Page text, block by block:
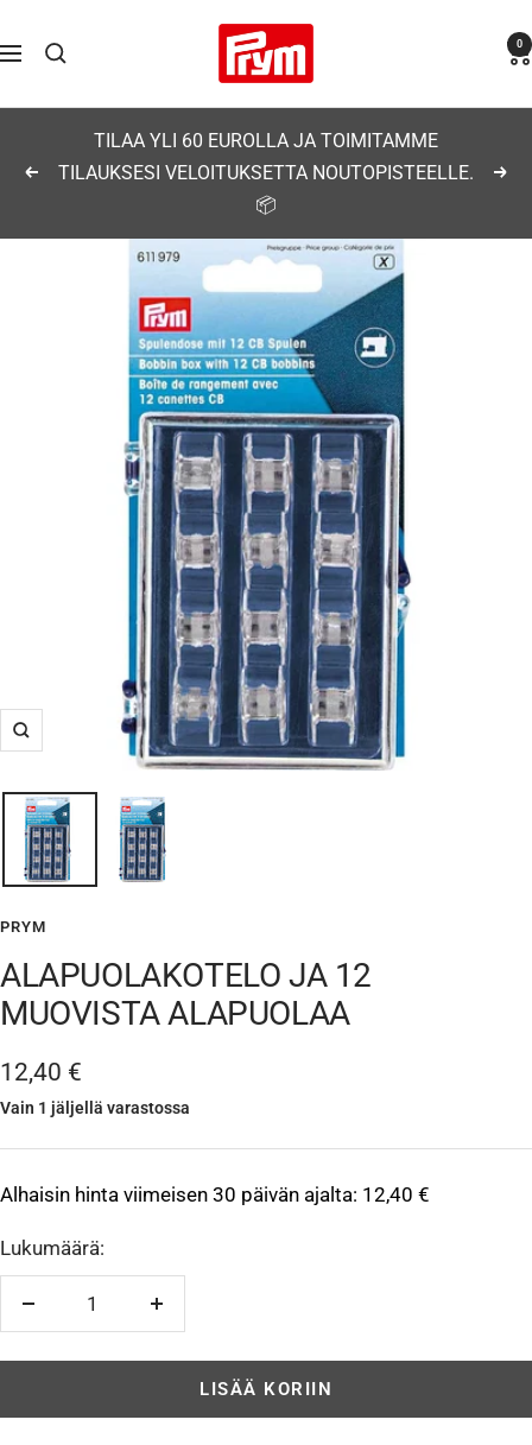
sisältöön
Navigaatio
Prym 0
Edellinen
TILAA YLI 60 EUROLLA JA TOIMITAMME
TILAUKSESI VELOITUKSETTA NOUTOPISTEELLE.
📦
Suurenna
PRYM
ALAPUOLAKOTELO JA 12
MUOVISTA ALAPUOLAA
Alennushinta
12,40 €
Vain 1 jäljellä varastossa
Alhaisin hinta viimeisen 30 päivän ajalta: 12,40 €
Lukumäärä:
Vähennä
LISÄÄ KORIIN